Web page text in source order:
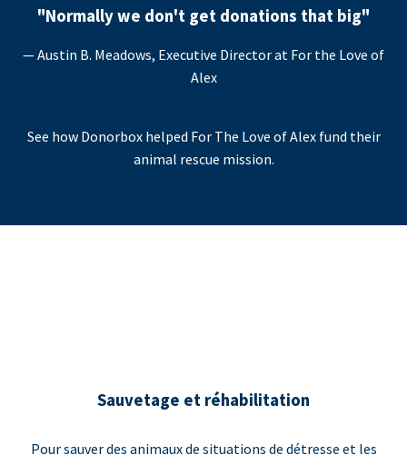
"Normally we don't get donations that big"
— Austin B. Meadows, Executive Director at For the Love of
Alex
See how Donorbox helped For The Love of Alex fund their
animal rescue mission.
Sauvetage et réhabilitation
Pour sauver des animaux de situations de détresse et les